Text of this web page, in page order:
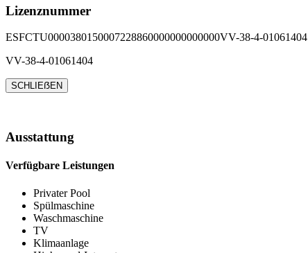
Lizenznummer
ESFCTU0000380150007228860000000000000VV-38-4-01061404
VV-38-4-01061404
SCHLIEẞEN
Ausstattung
Verfügbare Leistungen
Privater Pool
Spülmaschine
Waschmaschine
TV
Klimaanlage